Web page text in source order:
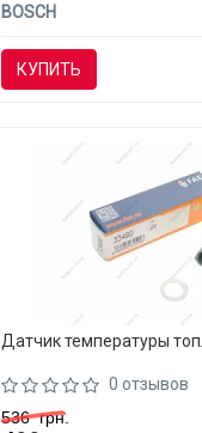
BOSCH
КУПИТЬ
Датчик температуры
0 отзывов
536грн.